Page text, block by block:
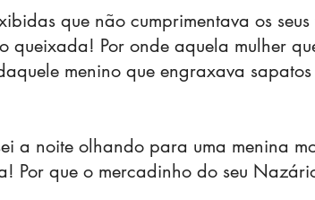
que não cumprimentava os
Por onde aquela mulher
menino que engraxava
a noite olhando para uma menina
Por que o mercadinho do seu